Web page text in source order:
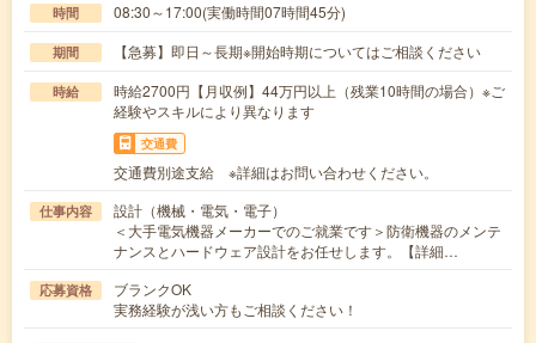
時間 08:30～17:00(実働時間07時間45分)
期間 【急募】即日～長期※開始時期についてはご相談ください
時給
時給2700円【月収例】44万円以上（残業10時間の場合）※ご
経験やスキルにより異なります
交通費
交通費別途支給 ※詳細はお問い合わせください。
仕事内容
設計（機械・電気・電子）
＜大手電気機器メーカーでのご就業です＞防衛機器のメンテ
ナンスとハードウェア設計をお任せします。【詳細…
応募資格
ブランクOK
実務経験が浅い方もご相談ください！